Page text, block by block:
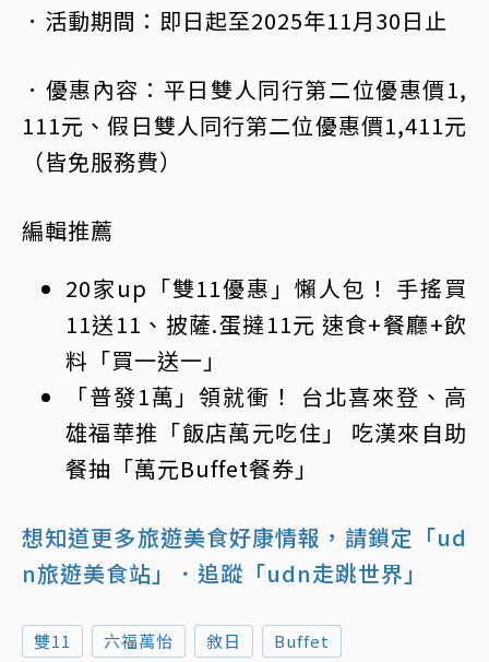
．活動期間：即日起至2025年11月30日止
．優惠內容：平日雙人同行第二位優惠價1,
111元、假日雙人同行第二位優惠價1,411元
（皆免服務費）
編輯推薦
20家up「雙11優惠」懶人包！ 手搖買
11送11、披薩.蛋撻11元 速食+餐廳+飲
料「買一送一」
「普發1萬」領就衝！ 台北喜來登、高
雄福華推「飯店萬元吃住」 吃漢來自助
餐抽「萬元Buffet餐券」
想知道更多旅遊美食好康情報，請鎖定「ud
n旅遊美食站」
．追蹤「udn走跳世界」
雙11 六福萬怡 敘日 Buffet